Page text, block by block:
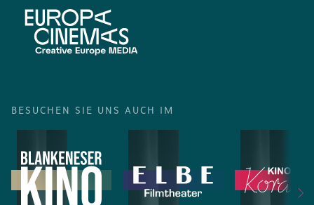
BESUCHEN SIE UNS AUCH IM